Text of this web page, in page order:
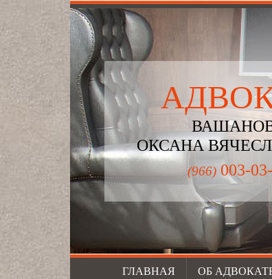
ОКСАНА
(966) 003-
ГЛАВНАЯ ОБ